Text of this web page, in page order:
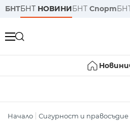
БНТБНТ НОВИНИБНТ Спорт
Новини
Начало Сигурност и правосъдие